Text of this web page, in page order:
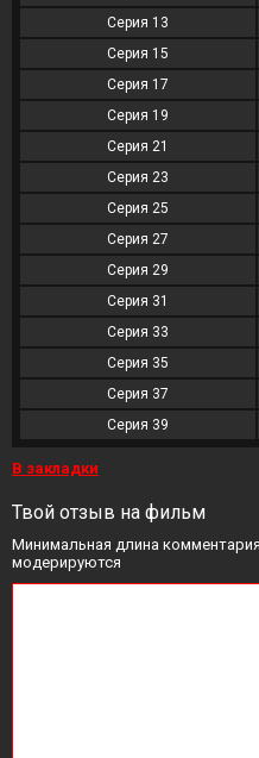
Серия 13
Серия 15
Серия 17
Серия 19
Серия 21
Серия 23
Серия 25
Серия 27
Серия 29
Серия 31
Серия 33
Серия 35
Серия 37
Серия 39
В закладки
Твой отзыв на фильм
Минимальная длина
модерируются